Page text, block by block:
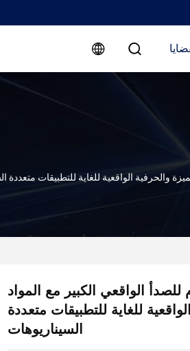
والحرفية الواقعية للغاية للتطبيقات متعددة
الواقعي الكبير مع المواد
للغاية للتطبيقات متعددة
السيناريوهات